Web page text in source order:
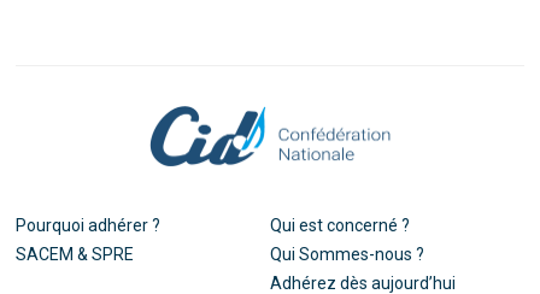
Pourquoi adhérer ?
SACEM & SPRE
Qui est concerné ?
Qui Sommes-nous ?
Adhérez dès aujourd’hui